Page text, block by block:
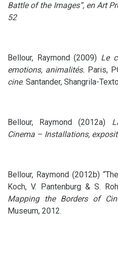
Battle of the Images”, enArt
52
Bellour, Raymond (2009) Le
emotions, animalités. Paris,
cine. Santander, Shangrila-
Bellour, Raymond (2012a)
Cinema – Installations,
Bellour, Raymond (2012b)
Koch, V. Pantenburg &S.
Mapping the Borders of
Museum, 2012.